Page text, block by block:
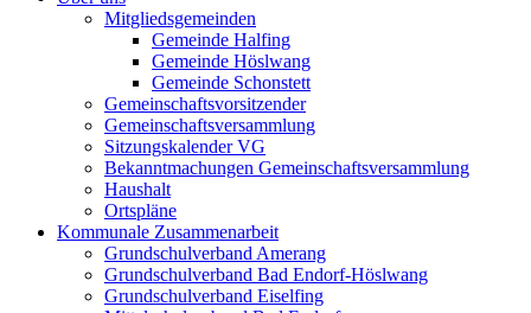
Mitgliedsgemeinden
Gemeinde Halfing
Gemeinde Höslwang
Gemeinde Schonstett
Gemeinschaftsvorsitzender
Gemeinschaftsversammlung
Sitzungskalender VG
Bekanntmachungen Gemeinschaftsversammlung
Haushalt
Ortspläne
Kommunale Zusammenarbeit
Grundschulverband Amerang
Grundschulverband Bad Endorf-Höslwang
Grundschulverband Eiselfing